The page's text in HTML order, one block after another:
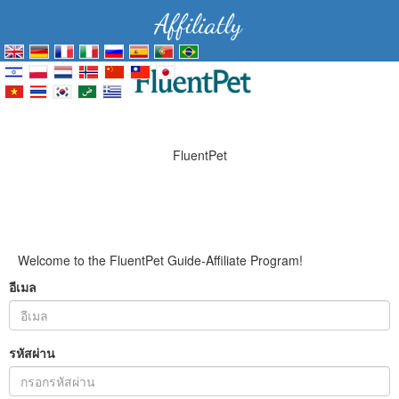
FluentPet
Welcome to the FluentPet Guide-Affiliate Program!
อีเมล
รหัสผ่าน